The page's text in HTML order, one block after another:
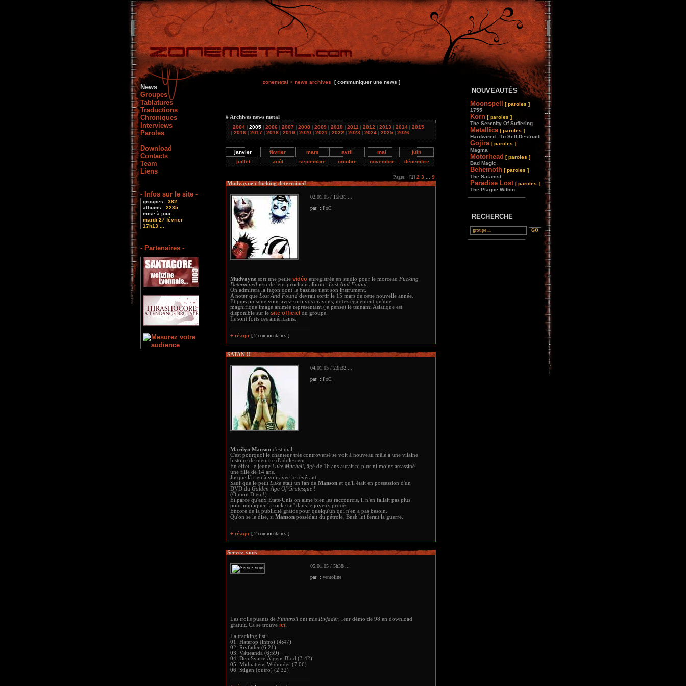
News
Groupes
Tablatures
Traductions
Chroniques
Interviews
Paroles
Download
Contacts
Team
Liens
- Infos sur le site -
groupes : 382
albums : 2235
mise à jour :
mardi 27 février
17h13 ...
- Partenaires -
zonemetal > news archives [ communiquer une news ]
# Archives news metal
2004 | 2005 | 2006 | 2007 | 2008 | 2009 | 2010 | 2011 | 2012 | 2013 | 2014 | 2015
| 2016 | 2017 | 2018 | 2019 | 2020 | 2021 | 2022 | 2023 | 2024 | 2025 | 2026
janvier février mars avril mai
juin
juillet
août septembre octobre novembre décembre
Pages : [1] 2 3
9
Mudvayne : fucking determined
02.01.05 / 15h31 ...
par : PoC
Mudvayne sort une petite vidéo enregistrée en studio pour le morceau Fucking
Determined issu de leur prochain album : Lost And Found
On admirera la façon dont le bassiste tient son instrument.
A noter que Lost And Found devrait sortir le 15 mars de cette nouvelle année.
Et puis puisque vous avez sorti vos crayons, notez également qu'une
magnifique image animée représentant (je pense) le tsunami Asiatique est
disponible sur le site officiel du groupe.
Ils sont forts ces américains.
+ réagir [ 2 commentaires ]
SATAN !!
04.01.05 / 23h32 ...
par : PoC
Marilyn Manson c'est mal.
C'est pourquoi le chanteur très controversé se voit à nouveau mêlé à une vilaine
histoire de meurtre d'adolescent.
En effet, le jeune Luke Mitchell , âgé de 16 ans aurait ni plus ni moins assassiné
une fille de 14 ans.
Jusque là rien à voir avec le révérant.
Sauf que le petit Luke était un fan de Manson et qu'il était en possession d'un
DVD du Golden Age Of Grotesque !
(Ô mon Dieu !)
Et parce qu'aux Etats-Unis on aime bien les raccourcis, il n'en fallait pas plus
pour impliquer la rock star' dans le joyeux procès...
Encore de la publicité gratos pour quelqu'un qui n'en a pas besoin.
Qu'on se le dise, si Manson possédait du pétrole, Bush lui ferait la guerre.
+ réagir [ 2 commentaires ]
Servez-vous
05.01.05 / 5h38 ...
par : ventoline
Les trolls puants de Finntroll ont mis Rivfader, leur démo de 98 en download
gratuit. Ca se trouve ici
La tracking list:
01. Haterop (intro) (4:47)
02. Rivfader (6:21)
03. Vätteanda (6:59)
04. Den Svarte Älgens Blod (3:42)
05. Midnattens Widunder (7:06)
06. Stigen (outro) (2:32)
NOUVEAUTÉS
Moonspell
[ paroles ]
1755
Korn [ paroles ]
The Serenity Of Suffering
Metallica [ paroles ]
Hardwired...To Self-Destruct
Gojira [ paroles ]
Magma
Motorhead [ paroles ]
Bad Magic
Behemoth [ paroles ]
The Satanist
Paradise Lost [ paroles ]
The Plague Within
________________
RECHERCHE
________________